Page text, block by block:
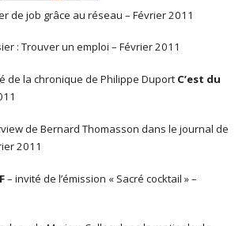
de job grâce au réseau – Février 2011
: Trouver un emploi – Février 2011
de la chronique de Philippe Duport C’est du
de Bernard Thomasson dans le journal de
2011
– invité de l’émission « Sacré cocktail » –